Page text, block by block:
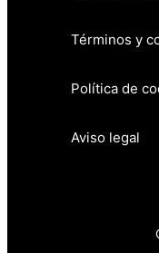
Términos y
Política de
Aviso legal